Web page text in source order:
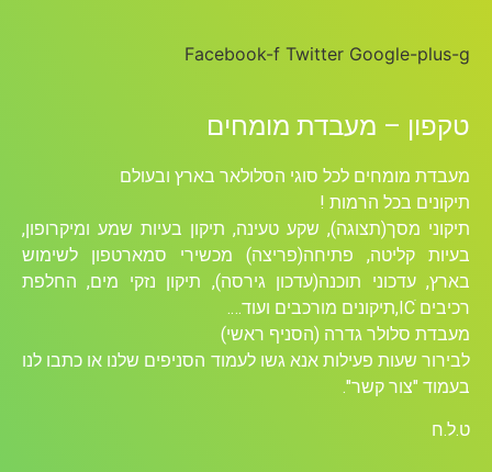
Facebook-f Twitter Google-plus-g
טקפון – מעבדת מומחים
מעבדת מומחים לכל סוגי הסלולאר בארץ ובעולם
תיקונים בכל הרמות !
תיקוני מסך(תצוגה), שקע טעינה, תיקון בעיות שמע ומיקרופון,
בעיות קליטה, פתיחה(פריצה) מכשירי סמארטפון לשימוש
בארץ, עדכוני תוכנה(עדכון גירסה), תיקון נזקי מים, החלפת
רכיבים ICׁ,תיקונים מורכבים ועוד….
מעבדת סלולר גדרה (הסניף ראשי)
לבירור שעות פעילות אנא גשו לעמוד הסניפים שלנו או כתבו לנו
בעמוד "צור קשר".
ט.ל.ח